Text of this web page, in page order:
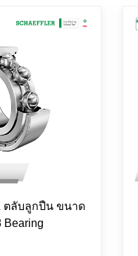
ตลับลูกปืน ขนาด
Bearing